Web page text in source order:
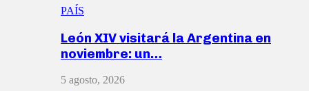
PAÍS
León XIV visitará la Argentina en
noviembre: un…
5 agosto, 2026